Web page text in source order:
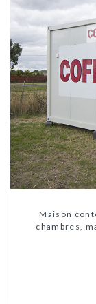
Maison
chambres,